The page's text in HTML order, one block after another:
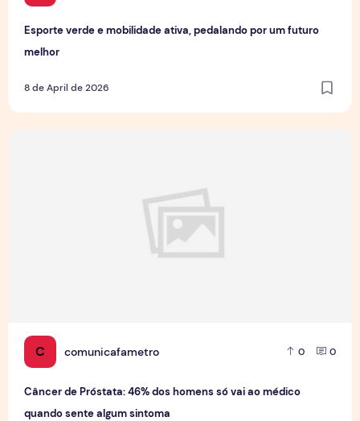
Esporte verde e mobilidade ativa, pedalando por um futuro
melhor
8 de April de 2026
C comunicafametro 0 0
Câncer de Próstata: 46% dos homens só vai ao médico
quando sente algum sintoma